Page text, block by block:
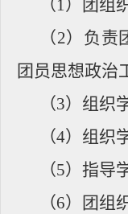
（1）团组
（2）负责
团员思想政治
（3）组织
（4）组织
（5）指导
（6）团组